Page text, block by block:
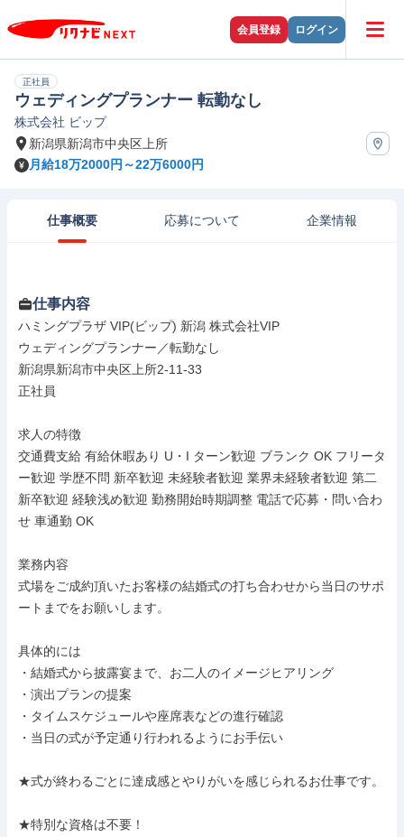
会員登録 ログイン
正社員
ウェディングプランナー 転勤なし
株式会社 ビップ
新潟県新潟市中央区上所
月給18万2000円～22万6000円
仕事概要 応募について 企業情報
仕事内容
ハミングプラザ VIP(ビップ) 新潟 株式会社VIP
ウェディングプランナー／転勤なし
新潟県新潟市中央区上所2-11-33
正社員
求人の特徴
交通費支給 有給休暇あり U・I ターン歓迎 ブランク OK フリータ
ー歓迎 学歴不問 新卒歓迎 未経験者歓迎 業界未経験者歓迎 第二
新卒歓迎 経験浅め歓迎 勤務開始時期調整 電話で応募・問い合わ
せ 車通勤 OK
業務内容
式場をご成約頂いたお客様の結婚式の打ち合わせから当日のサポ
ートまでをお願いします。
具体的には
・結婚式から披露宴まで、お二人のイメージヒアリング
・演出プランの提案
・タイムスケジュールや座席表などの進行確認
・当日の式が予定通り行われるようにお手伝い
★式が終わるごとに達成感とやりがいを感じられるお仕事です。
★特別な資格は不要！